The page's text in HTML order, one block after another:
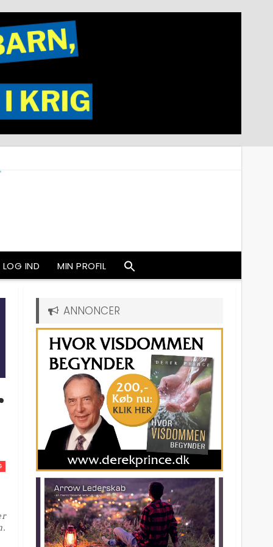
LOG IND MIN PROFIL
ANNONCER